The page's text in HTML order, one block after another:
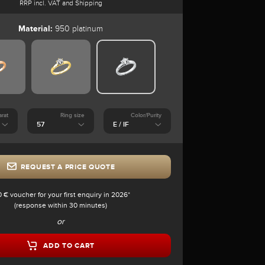
RRP incl. VAT and Shipping
Material: 950 platinum
Ring size Color/Purity
REQUEST A PRICE QUOTE
€ voucher for your first enquiry in 2026*
(response within 30 minutes)
or
ADD TO CART